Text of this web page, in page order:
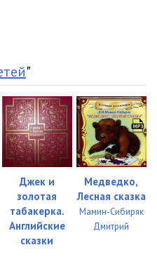
"
Джек и
золотая
табакерка.
Английские
сказки
Медведко,
Лесная сказка
Мамин-Сибиряк
Дмитрий